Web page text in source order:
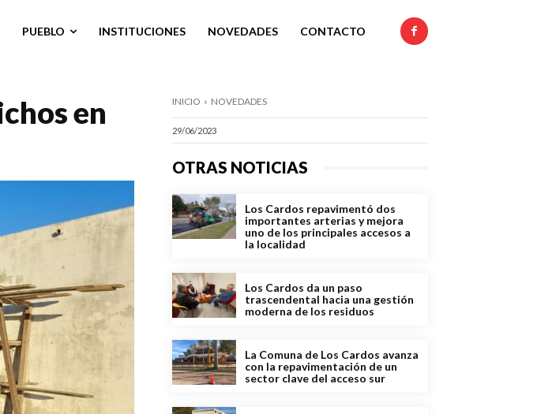
PUEBLO INSTITUCIONES NOVEDADES CONTACTO
en
INICIO NOVEDADES
29/06/2023
OTRAS NOTICIAS
Los Cardos repavimentó dos
importantes arterias y mejora
uno de los principales accesos a
la localidad
Los Cardos da un paso
trascendental hacia una gestión
moderna de los residuos
La Comuna de Los Cardos avanza
con la repavimentación de un
sector clave del acceso sur